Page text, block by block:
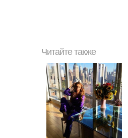
Читайте также